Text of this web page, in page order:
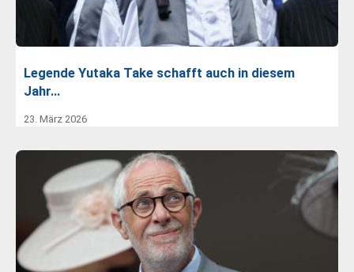
Legende Yutaka Take schafft auch in diesem
Jahr…
23. März 2026